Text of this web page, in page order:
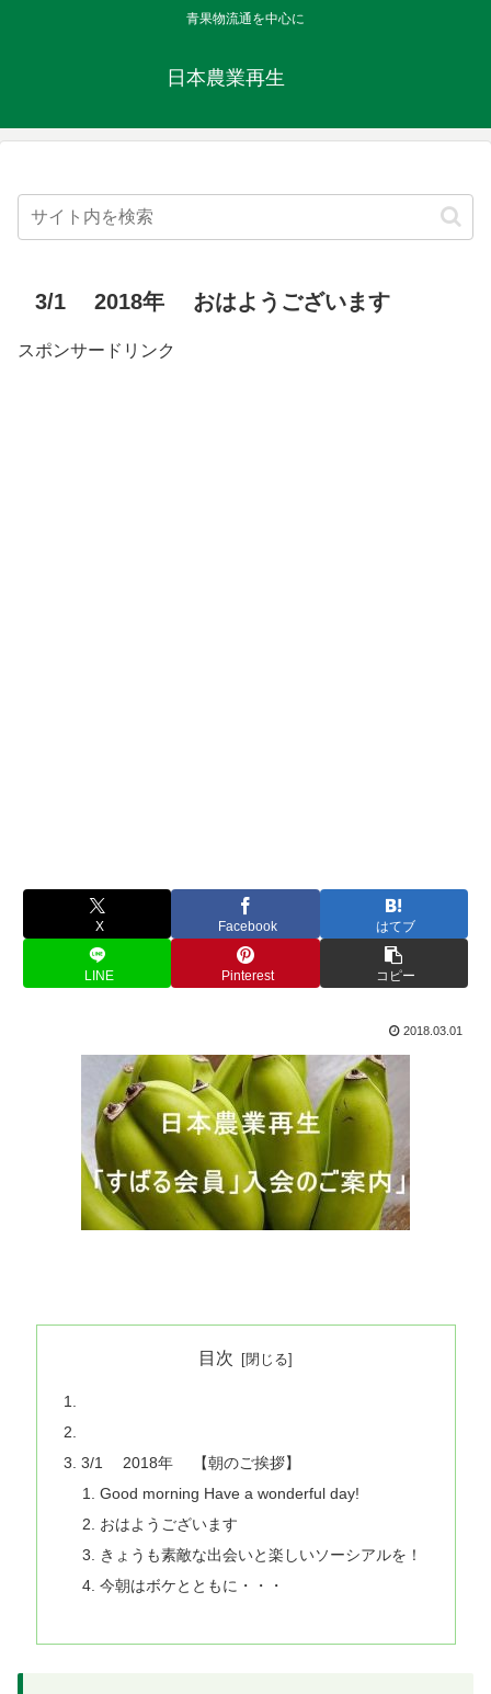
青果物流通を中心に
日本農業再生
3/1 2018年 おはようございます
スポンサードリンク
X Facebook はてブ
LINE Pinterest コピー
2018.03.01
目次
3/1 2018年 【朝のご挨拶】
Good morning Have a wonderful day!
おはようございます
きょうも素敵な出会いと楽しいソーシアルを！
今朝はボケとともに・・・